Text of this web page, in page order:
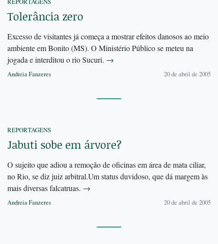
Tolerância zero
Excesso de visitantes já começa a mostrar efeitos danosos ao meio
ambiente em Bonito (MS). O Ministério Público se meteu na
jogada e interditou o rio Sucuri. →
Andreia Fanzeres 20 de abril de 2005
REPORTAGENS
Jabuti sobe em árvore?
O sujeito que adiou a remoção de oficinas em área de mata ciliar,
no Rio, se diz juiz arbitral.Um status duvidoso, que dá margem às
mais diversas falcatruas. →
Andreia Fanzeres 20 de abril de 2005